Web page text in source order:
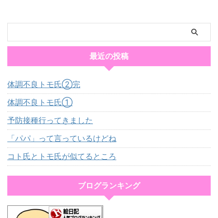
最近の投稿
体調不良トモ氏②完
体調不良トモ氏①
予防接種行ってきました
「パパ」って言っているけどね
コト氏とトモ氏が似てるところ
ブログランキング